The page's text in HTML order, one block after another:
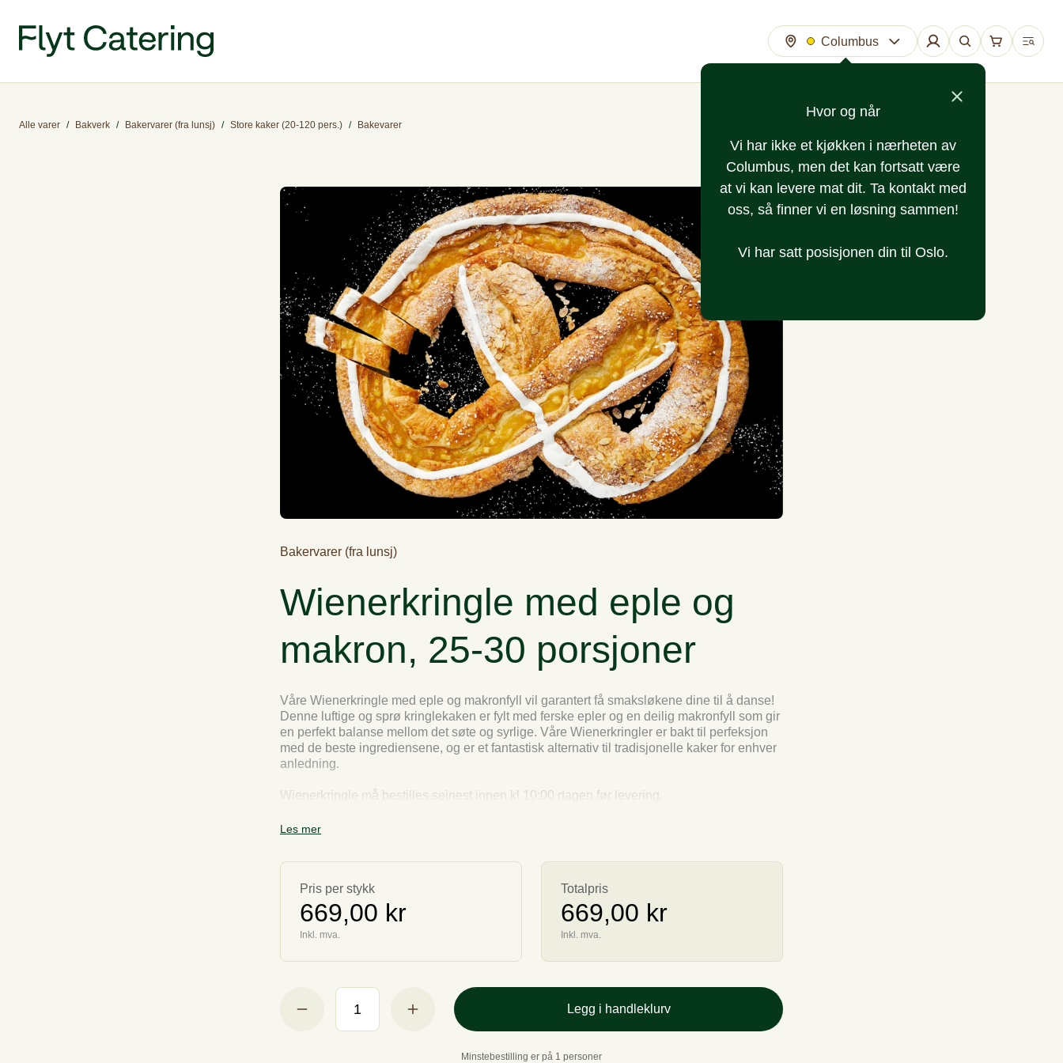
Columbus
Hvor og når
Vi har ikke et kjøkken i nærheten av
Columbus, men det kan fortsatt være
at vi kan levere mat dit. Ta kontakt med
oss, så finner vi en løsning sammen!
Vi har satt posisjonen din til Oslo.
Alle varer / Bakverk / Bakervarer (fra lunsj) / Store kaker (20-120 pers.) / Bakevarer
Bakervarer (fra lunsj)
Wienerkringle med eple og
makron, 25-30 porsjoner
Våre Wienerkringle med eple og makronfyll vil garantert få smaksløkene dine til å danse!
Denne luftige og sprø kringlekaken er fylt med ferske epler og en deilig makronfyll som gir
en perfekt balanse mellom det søte og syrlige. Våre Wienerkringler er bakt til perfeksjon
med de beste ingrediensene, og er et fantastisk alternativ til tradisjonelle kaker for enhver
anledning.
Wienerkringle må bestilles seinest innen kl 10:00 dagen før levering.
Les mer
Pris per stykk
669,00 kr
Inkl. mva.
Totalpris
669,00 kr
Inkl. mva.
Legg i handleklurv
Minstebestilling er på 1 personer